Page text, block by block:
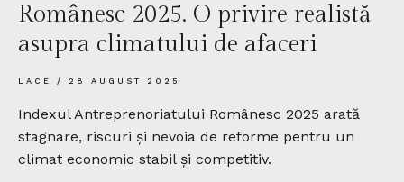
Românesc 2025. O privire realistă
asupra climatului de afaceri
LACE 28 AUGUST 2025
Indexul Antreprenoriatului Românesc 2025 arată
stagnare, riscuri și nevoia de reforme pentru un
climat economic stabil și competitiv.